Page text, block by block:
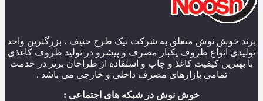
برند خوش نوش متعلق به شرکت نیک طرح حنیف ، بزرگترین واحد
تولیدی انواع ظروف یکبار مصرف و پیشرو در تولید ظروف کاغذی
با بهترین کیفیت کاغذ و چاپ و استفاده از طراحان برتر در خدمت
تمامی بازارهای مصرف داخلی و خارجی می باشد .
خوش نوش در شبکه های اجتماعی :